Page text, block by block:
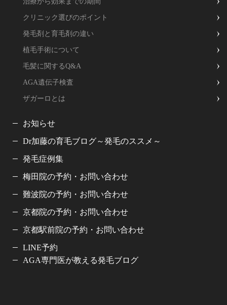
クリニック選びのポイント
発毛剤と育毛剤の違い
植毛手術について
毛髪に関するQ&A
AGA遺伝子検査
ザガーロとは
お知らせ
Dr加藤の育毛ブログ～発毛のススメ～
発毛症例集
梅田院の予約・お問い合わせ
難波院の予約・お問い合わせ
京都院の予約・お問い合わせ
京都駅前院の予約・お問い合わせ
LINE予約
AGA専門医が教える発毛ブログ